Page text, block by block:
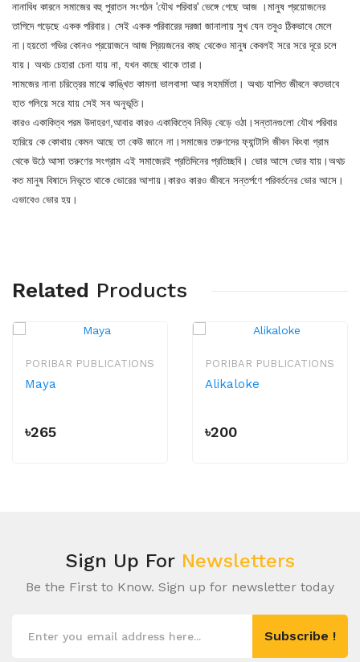
নানাবিধ কারনে সমাজের বহু পুরাতন সংগঠন 'যৌথ পরিবার' ভেঙ্গে গেছে আজ ।মানুষ প্রয়োজনের
তাগিদে গড়েছে একক পরিবার। সেই একক পরিবারের দরজা জানালায় সুখ যেন তবুও ঠিকভাবে মেলে
না।হয়তো গভির কোনও প্রয়োজনে আজ প্রিয়জনের কাছ থেকেও মানুষ কেবলই সরে সরে দূরে চলে
যায়। অথচ চেহারা চেনা যায় না, যখন কাছে থাকে তারা।
সামজের নানা চরিত্রের মাঝে কাঙ্খিত কামনা ভালবাসা আর সহমর্মিতা। অথচ যাপিত জীবনে কতভাবে
হাত গলিয়ে সরে যায় সেই সব অনুভূতি।
কারও একাকিত্ব পরম উদাহরণ,আবার কারও একাকিত্বে নিবিড় বেড়ে ওঠা।সন্তানগুলো যৌথ পরিবার
হারিয়ে কে কোথায় কেমন আছে তা কেউ জানে না।সমাজের তরুণদের ফ্যান্টাসি জীবন কিংবা গ্রাম
থেকে উঠে আসা তরুণের সংগ্রাম এই সমাজেরই প্রতিদিনের প্রতিচ্ছবি। ভোর আসে ভোর যায়।অথচ
কত মানুষ বিষাদে নিভৃতে থাকে ভোরের আশায়।কারও কারও জীবনে সন্তর্পণে পরিবর্তনের ভোর আসে।
এভাবেও ভোর হয়।
Related Products
PORIBAR PUBLICATIONS
Maya
৳265
PORIBAR PUBLICATIONS
Alikaloke
৳200
Sign Up For Newsletters
Be the First to Know. Sign up for newsletter today
Subscribe !